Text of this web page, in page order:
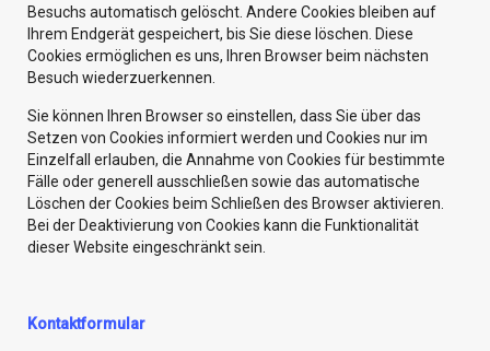
Besuchs automatisch gelöscht. Andere Cookies bleiben auf
Ihrem Endgerät gespeichert, bis Sie diese löschen. Diese
Cookies ermöglichen es uns, Ihren Browser beim nächsten
Besuch wiederzuerkennen.
Sie können Ihren Browser so einstellen, dass Sie über das
Setzen von Cookies informiert werden und Cookies nur im
Einzelfall erlauben, die Annahme von Cookies für bestimmte
Fälle oder generell ausschließen sowie das automatische
Löschen der Cookies beim Schließen des Browser aktivieren.
Bei der Deaktivierung von Cookies kann die Funktionalität
dieser Website eingeschränkt sein.
Kontaktformular